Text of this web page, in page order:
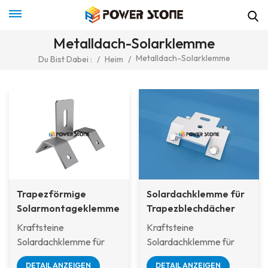
Metalldach-Solarklemme
Du Bist Dabei : / Heim / Metalldach-Solarklemme
Trapezförmige
Solarmontageklemme
aus Metalldach,
korrosionsbeständiger
Halterungsverschluss
Kraftsteine
Solardachklemme für
Trapezblechdächer
DETAIL ANZEIGEN
Solardachklemme für
Trapezblechdächer
Kraftsteine
Solardachklemme für
Trapezblechdächer Zur
DETAIL ANZEIGEN